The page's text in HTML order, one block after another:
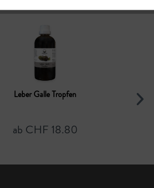
Leber Galle Tropfen
ab CHF 18.80